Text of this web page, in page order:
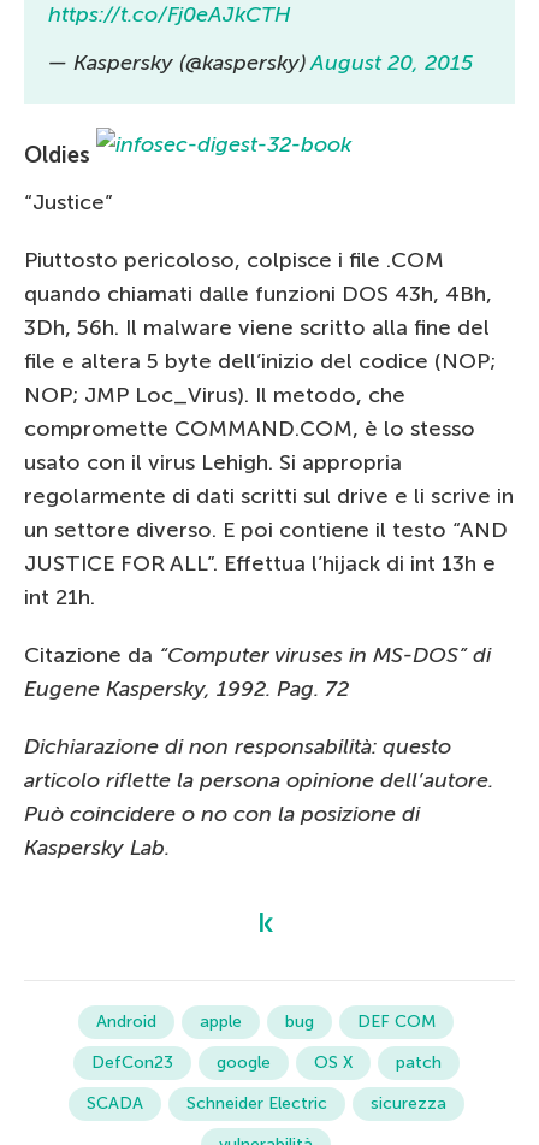
https://t.co/Fj0eAJkCTH
— Kaspersky (@kaspersky)August 20, 2015
Oldies
“Justice”
Piuttosto pericoloso, colpisce i file .COM
quando chiamati dalle funzioni DOS 43h, 4Bh,
3Dh, 56h. Il malware viene scritto alla fine del
file e altera 5 byte dell’inizio del codice (NOP;
NOP; JMP Loc_Virus). Il metodo, che
compromette COMMAND.COM, è lo stesso
usato con il virus Lehigh. Si appropria
regolarmente di dati scritti sul drive e li scrive in
un settore diverso. E poi contiene il testo “AND
JUSTICE FOR ALL”. Effettua l’hijack di int 13h e
int 21h.
Citazione da “Computer viruses in MS-DOS” di
Eugene Kaspersky, 1992. Pag. 72
Dichiarazione di non responsabilità: questo
articolo riflette la persona opinione dell’autore.
Può coincidere o no con la posizione di
Kaspersky Lab.
Android apple bug
DEF COM
DefCon23
google OS X
patch
SCADA
Schneider Electric
sicurezza